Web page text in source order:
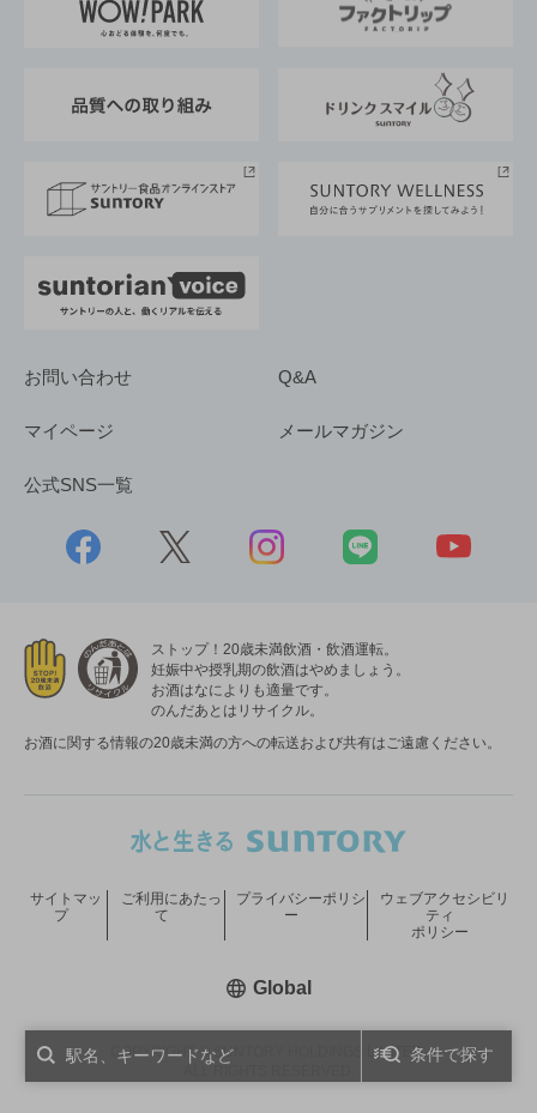
条件で探す
地域情報
サントリーサンバーズ大阪
サントリーが考えるサステナビリティ経営
企業概要
採用情報
お問い合わせ Q&A
マイページ メールマガジン
公式SNS一覧
ストップ！20歳未満飲酒・飲酒運転。
妊娠中や授乳期の飲酒はやめましょう。
お酒はなによりも適量です。
のんだあとはリサイクル。
お酒に関する情報の20歳未満の方への転送および共有はご遠慮ください。
COPYRIGHT © SUNTORY HOLDINGS LIMITED.
ALL RIGHTS RESERVED.
サイトマッ
プ
ご利用にあたっ
て
プライバシーポリシ
ー
ウェブアクセシビリ
ティ
ポリシー
Global新しいウィンドウで開く